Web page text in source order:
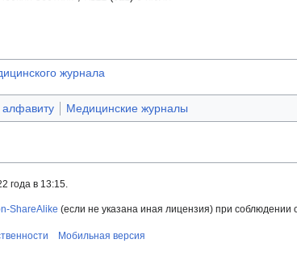
журнала
Медицинские журналы
года в 13:15.
ShareAlike (если не указана иная лицензия) при соблюдении
Мобильная версия